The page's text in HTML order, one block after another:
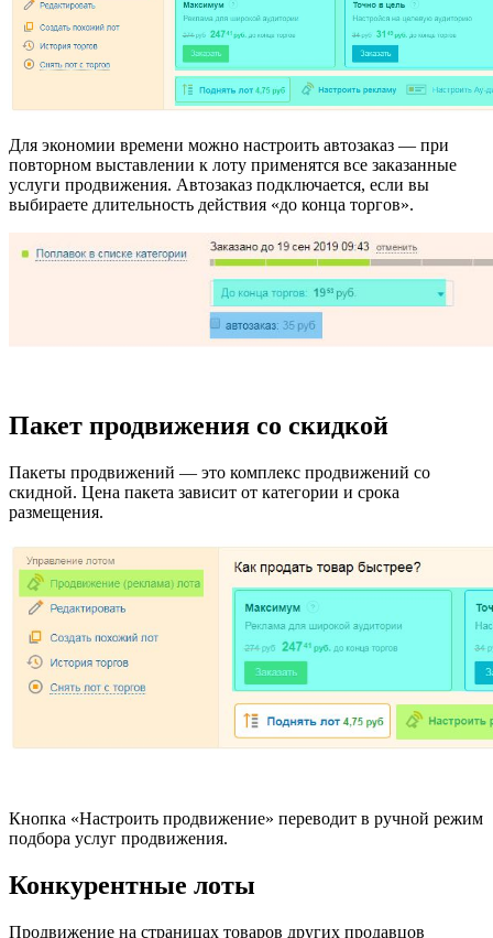
Для экономии времени можно настроить автозаказ — при
повторном выставлении к лоту применятся все заказанные
услуги продвижения. Автозаказ подключается, если вы
выбираете длительность действия «до конца торгов».
Пакет продвижения со скидкой
Пакеты продвижений — это комплекс продвижений со
скидной. Цена пакета зависит от категории и срока
размещения.
Кнопка «Настроить продвижение» переводит в ручной режим
подбора услуг продвижения.
Конкурентные лоты
Продвижение на страницах товаров других продавцов